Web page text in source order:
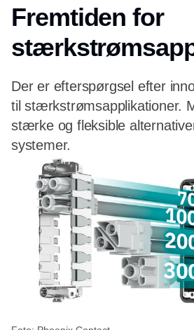
Fremtiden for
Der er efterspørgsel efter
til stærkstrømsapplikationer.
stærke og fleksible
systemer.